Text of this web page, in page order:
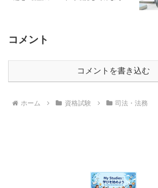
コメント
コメントを書き込む
ホーム 資格試験 司法・法務